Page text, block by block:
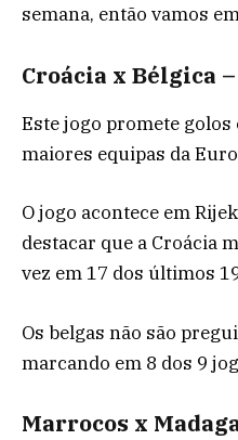
semana, então vamos
Croácia x Bélgica
Este jogo promete golos
maiores equipas da
O jogo acontece em
destacar que a Croácia
vez em 17 dos últimos
Os belgas não são
marcando em 8 dos 9
Marrocos x